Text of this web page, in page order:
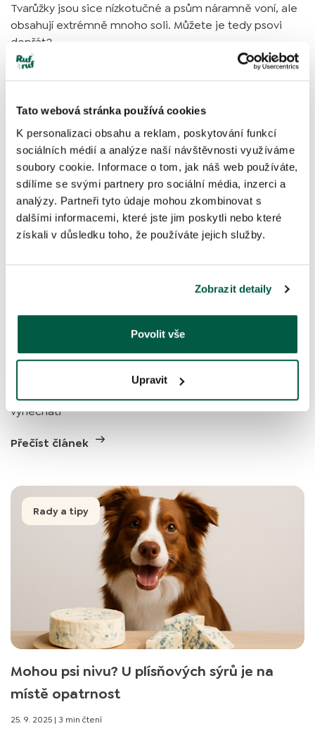
Tato webová stránka používá cookies
K personalizaci obsahu a reklam, poskytování funkcí
sociálních médií a analýze naší návštěvnosti využíváme
soubory cookie. Informace o tom, jak náš web používáte,
sdílíme se svými partnery pro sociální média, inzerci a
analýzy. Partneři tyto údaje mohou zkombinovat s
dalšími informacemi, které jste jim poskytli nebo které
získali v důsledku toho, že používáte jejich služby.
Zobrazit detaily
Povolit vše
Upravit
Tvarůžky jsou sice nízkotučné a psům náramně voní, ale
obsahují extrémně mnoho soli. Můžete je tedy psovi
dopřát?
Přečíst článek
Rady a tipy
26. 9. 2025
Šlehačka je tučná, to je známý fakt. Je ale bezpečná pro
vynechat!
Přečíst článek
Rady a tipy
Mohou psi nivu? U plísňových sýrů je na
místě opatrnost
25. 9. 2025 | 3 min čtení